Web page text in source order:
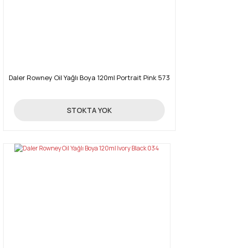
Daler Rowney Oil Yağlı Boya 120ml Portrait Pink 573
16,03 TL
STOKTA YOK